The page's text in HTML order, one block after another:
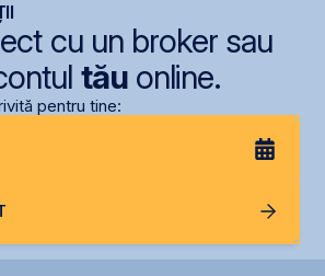
cu un broker sau
tăuonline.
pentru tine: